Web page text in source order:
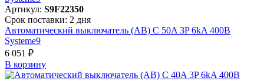
Артикул: S9F22350
Срок поставки: 2 дня
Автоматический выключатель (АВ) C 50A 3P 6kA 400В
Systeme9
6 051 ₽
В корзинy